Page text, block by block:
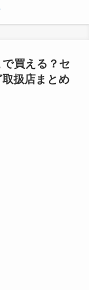
買える？セ
扱店まとめ